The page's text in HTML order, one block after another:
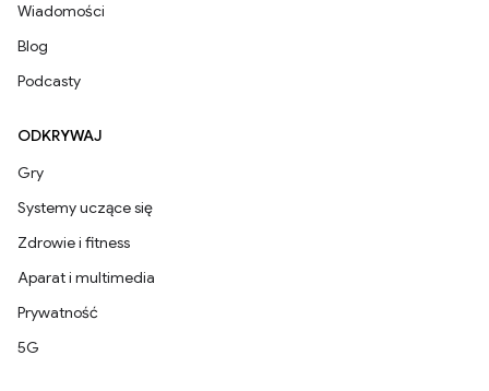
Wiadomości
Blog
Podcasty
ODKRYWAJ
Gry
Systemy uczące się
Zdrowie i fitness
Aparat i multimedia
Prywatność
5G